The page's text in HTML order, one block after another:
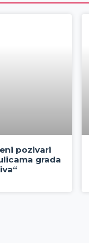
pozivari
grada